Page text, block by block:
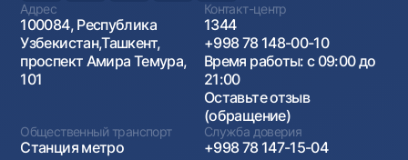
Адрес
100084, Республика
Узбекистан,Ташкент,
проспект Амира Темура,
101
Контакт-центр
1344
+998 78 148-00-10
Время работы: с 09:00 до
21:00
Оставьте отзыв
(обращение)
Общественный транспорт
Станция метро
Служба доверия
+998 78 147-15-04